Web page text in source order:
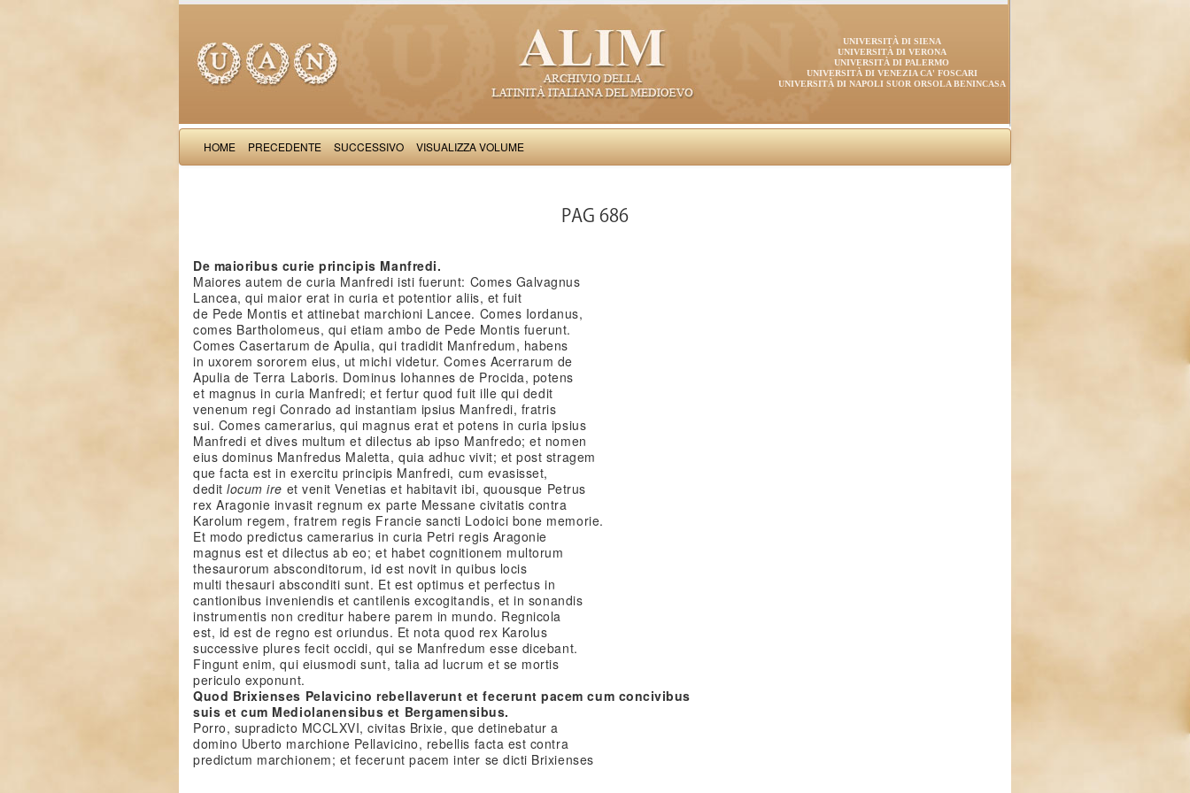
UNIVERSITÀ DI SIENA
UNIVERSITÀ DI VERONA
UNIVERSITÀ DI PALERMO
UNIVERSITÀ DI VENEZIA CA' FOSCARI
UNIVERSITÀ DI NAPOLI SUOR ORSOLA BENINCASA
HOME PRECEDENTE SUCCESSIVO VISUALIZZA VOLUME
PAG 686
De maioribus curie principis Manfredi.
Maiores autem de curia Manfredi isti fuerunt: Comes Galvagnus
Lancea, qui maior erat in curia et potentior aliis, et fuit
de Pede Montis et attinebat marchioni Lancee. Comes Iordanus,
comes Bartholomeus, qui etiam ambo de Pede Montis fuerunt.
Comes Casertarum de Apulia, qui tradidit Manfredum, habens
in uxorem sororem eius, ut michi videtur. Comes Acerrarum de
Apulia de Terra Laboris. Dominus Iohannes de Procida, potens
et magnus in curia Manfredi; et fertur quod fuit ille qui dedit
venenum regi Conrado ad instantiam ipsius Manfredi, fratris
sui. Comes camerarius, qui magnus erat et potens in curia ipsius
Manfredi et dives multum et dilectus ab ipso Manfredo; et nomen
eius dominus Manfredus Maletta, quia adhuc vivit; et post stragem
que facta est in exercitu principis Manfredi, cum evasisset,
deditlocum ire et venit Venetias et habitavit ibi, quousque Petrus
rex Aragonie invasit regnum ex parte Messane civitatis contra
Karolum regem, fratrem regis Francie sancti Lodoici bone memorie.
Et modo predictus camerarius in curia Petri regis Aragonie
magnus est et dilectus ab eo; et habet cognitionem multorum
thesaurorum absconditorum, id est novit in quibus locis
multi thesauri absconditi sunt. Et est optimus et perfectus in
cantionibus inveniendis et cantilenis excogitandis, et in sonandis
instrumentis non creditur habere parem in mundo. Regnicola
est, id est de regno est oriundus. Et nota quod rex Karolus
successive plures fecit occidi, qui se Manfredum esse dicebant.
Fingunt enim, qui eiusmodi sunt, talia ad lucrum et se mortis
periculo exponunt.
Quod Brixienses Pelavicino rebellaverunt et fecerunt pacem cum concivibus
suis et cum Mediolanensibus et Bergamensibus.
Porro, supradicto MCCLXVI, civitas Brixie, que detinebatur a
domino Uberto marchione Pellavicino, rebellis facta est contra
predictum marchionem; et fecerunt pacem inter se dicti Brixienses